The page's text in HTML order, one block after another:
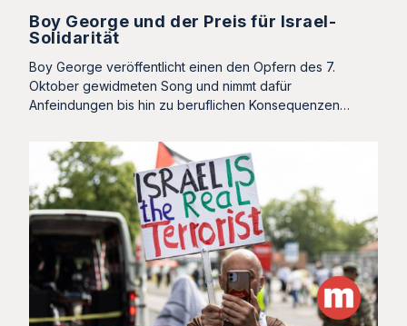
Boy George und der Preis für Israel-
Solidarität
Boy George veröffentlicht einen den Opfern des 7.
Oktober gewidmeten Song und nimmt dafür
Anfeindungen bis hin zu beruflichen Konsequenzen…